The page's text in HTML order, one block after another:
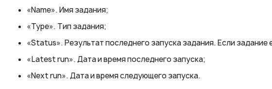
«Name». Имя задания;
«Type». Тип задания;
«Status». Результат последнего запуска задания. Если
«Latest run». Дата и время последнего запуска;
«Next run». Дата и время следующего запуска.